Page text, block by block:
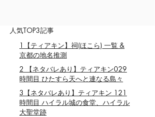
人気TOP3記事
1【ティアキン】祠(ほこら) 一覧 &
京都の地名推測
2 【ネタバレあり】ティアキン029
時間目 ひたすら天へと連なる島々
3【ネタバレあり】ティアキン 121
時間目 ハイラル城の食堂、ハイラル
大聖堂跡